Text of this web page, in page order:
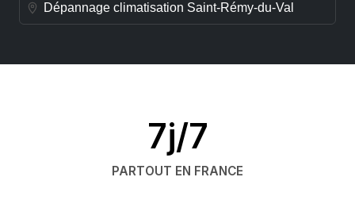
Dépannage climatisation Saint-Rémy-du-Val
7j/7
PARTOUT EN FRANCE